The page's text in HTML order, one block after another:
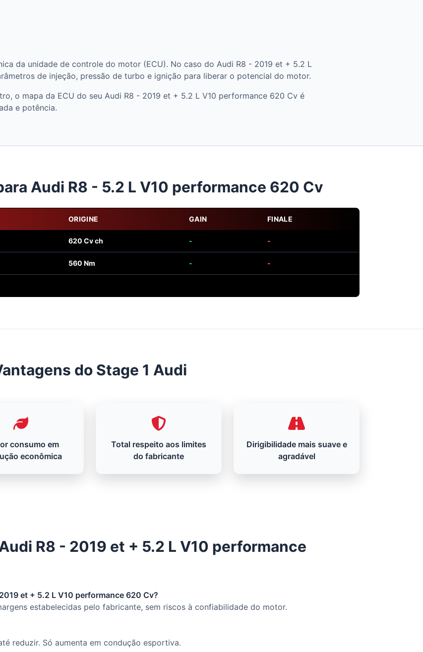
da unidade de controle do motor (ECU). No caso do Audi R8 - 2019 et + 5.2 L
de injeção, pressão de turbo e ignição para liberar o potencial do motor.
o mapa da ECU do seu Audi R8 - 2019 et + 5.2 L V10 performance 620 Cv é
e potência.
Audi R8 - 5.2 L V10 performance 620 Cv
ORIGINE GAIN FINALE
620 Cv ch - -
560 Nm - -
do Stage 1 Audi
consumo em
econômica
Total respeito aos limites
do fabricante
Dirigibilidade mais suave e
agradável
R8 - 2019 et + 5.2 L V10 performance
et + 5.2 L V10 performance 620 Cv?
estabelecidas pelo fabricante, sem riscos à confiabilidade do motor.
reduzir. Só aumenta em condução esportiva.